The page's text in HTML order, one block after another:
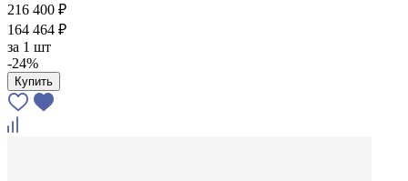
216 400 ₽
164 464 ₽
за 1 шт
-24%
Купить